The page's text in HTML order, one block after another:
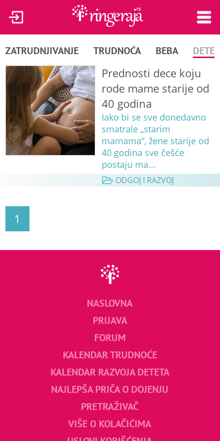
ZATRUDNJIVANJE TRUDNOĆA BEBA DETE
Prednosti dece koju
rode mame starije od
40 godina
Iako bi se sve donedavno
smatrale „starim
mamama“, žene starije od
40 godina sve češće
postaju ma...
ODGOJ I RAZVOJ
1
NASLOVNA
PRIJAVA
FORUM
KALENDAR TRUDNOĆE
KALENDAR RAZVOJA DETETA
NAJLEPŠA PRIČA O DOJENJU
PRETRAŽIVAČ
VIŠE O KOLAČIĆIMA